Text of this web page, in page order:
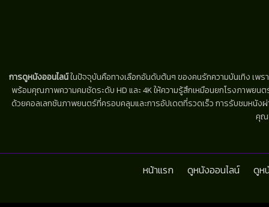
การดูหนังออนไลน์ในปัจจุบันคือทางเลือกอันดับต้นๆ ของคนรักความบันเทิง เพร
พร้อมคุณภาพความคมชัดระดับ HD และ 4K ให้ความรู้สึกเหมือนยกโรงภาพยน
ด้วยคอลเลกชันภาพยนตร์ที่ครอบคลุมและการอัปเดตที่รวดเร็ว การรับชมหนัง
คุณ
หน้าแรก ดูหนังออนไลน์ ดูห